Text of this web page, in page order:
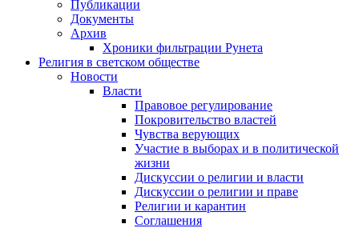
Публикации
Документы
Архив
Хроники фильтрации Рунета
Религия в светском обществе
Новости
Власти
Правовое регулирование
Покровительство властей
Чувства верующих
Участие в выборах и в политической
жизни
Дискуссии о религии и власти
Дискуссии о религии и праве
Религии и карантин
Соглашения